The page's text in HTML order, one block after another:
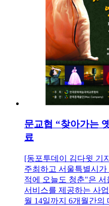
문교협 “찾아가는
료
[동포투데이 김다윗 기
주최하고 서울특별시가
적에 오늘도 청춘"은
서비스를 제공하는 사
월 14일까지 6개월간의